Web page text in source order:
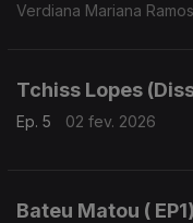
Verdiana Mariana Ramos
Tchiss Lopes
Ep. 5 02 fev. 2026
Bateu Matou ( EP1)